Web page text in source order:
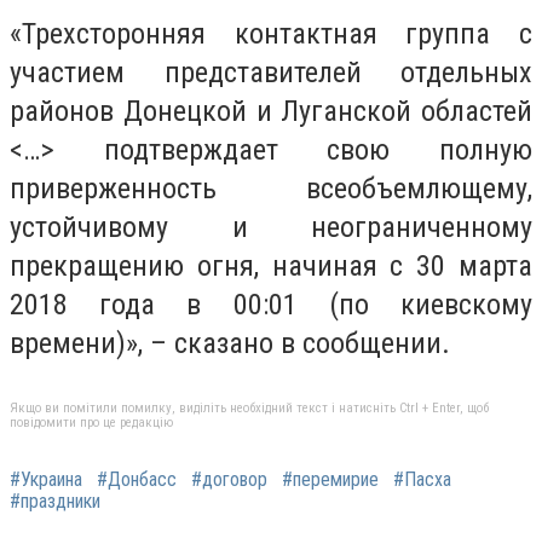
«Трехсторонняя контактная группа с
участием представителей отдельных
районов Донецкой и Луганской областей
<…> подтверждает свою полную
приверженность всеобъемлющему,
устойчивому и неограниченному
прекращению огня, начиная с 30 марта
2018 года в 00:01 (по киевскому
времени)», – сказано в сообщении.
Якщо ви помітили помилку, виділіть необхідний текст і натисніть Ctrl + Enter, щоб
повідомити про це редакцію
#Украина #Донбасс #договор #перемирие
#Пасха
#праздники